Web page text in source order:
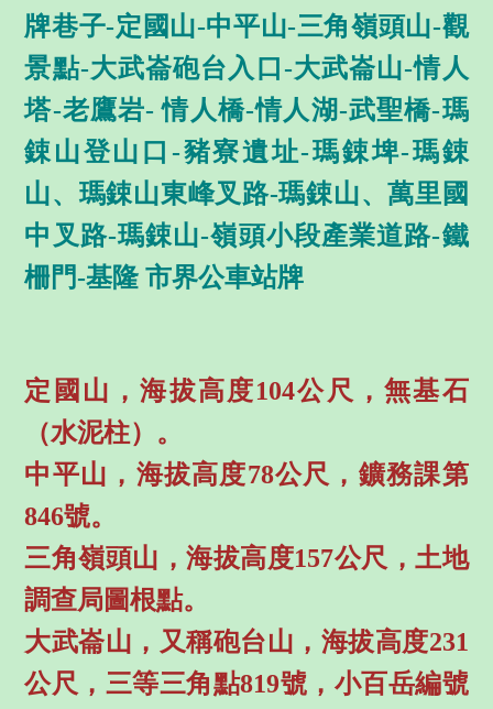
牌巷子-定國山-中平山-三角嶺頭山-觀
景點-大武崙砲台入口-大武崙山-情人
塔-老鷹岩- 情人橋-情人湖-武聖橋-瑪
鋉山登山口-豬寮遺址-瑪鋉埤-瑪鋉
山、瑪鋉山東峰叉路-瑪鋉山、萬里國
中叉路-瑪鋉山-嶺頭小段產業道路-鐵
柵門-基隆 市界公車站牌
定國山，海拔高度104公尺，無基石
（水泥柱）。
中平山，海拔高度78公尺，鑛務課第
846號。
三角嶺頭山，海拔高度157公尺，土地
調查局圖根點。
大武崙山，又稱砲台山，海拔高度231
公尺，三等三角點819號，小百岳編號